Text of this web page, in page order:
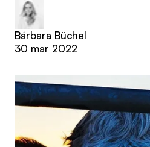
Bárbara Büchel
30 mar 2022